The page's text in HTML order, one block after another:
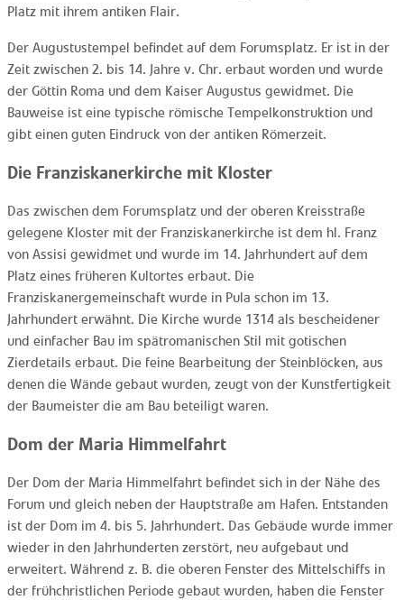
Platz mit ihrem antiken Flair.
Der Augustustempel befindet auf dem Forumsplatz. Er ist in der
Zeit zwischen 2. bis 14. Jahre v. Chr. erbaut worden und wurde
der Göttin Roma und dem Kaiser Augustus gewidmet. Die
Bauweise ist eine typische römische Tempelkonstruktion und
gibt einen guten Eindruck von der antiken Römerzeit.
Die Franziskanerkirche mit Kloster
Das zwischen dem Forumsplatz und der oberen Kreisstraße
gelegene Kloster mit der Franziskanerkirche ist dem hl. Franz
von Assisi gewidmet und wurde im 14. Jahrhundert auf dem
Platz eines früheren Kultortes erbaut. Die
Franziskanergemeinschaft wurde in Pula schon im 13.
Jahrhundert erwähnt. Die Kirche wurde 1314 als bescheidener
und einfacher Bau im spätromanischen Stil mit gotischen
Zierdetails erbaut. Die feine Bearbeitung der Steinblöcken, aus
denen die Wände gebaut wurden, zeugt von der Kunstfertigkeit
der Baumeister die am Bau beteiligt waren.
Dom der Maria Himmelfahrt
Der Dom der Maria Himmelfahrt befindet sich in der Nähe des
Forum und gleich neben der Hauptstraße am Hafen. Entstanden
ist der Dom im 4. bis 5. Jahrhundert. Das Gebäude wurde immer
wieder in den Jahrhunderten zerstört, neu aufgebaut und
erweitert. Während z. B. die oberen Fenster des Mittelschiffs in
der frühchristlichen Periode gebaut wurden, haben die Fenster